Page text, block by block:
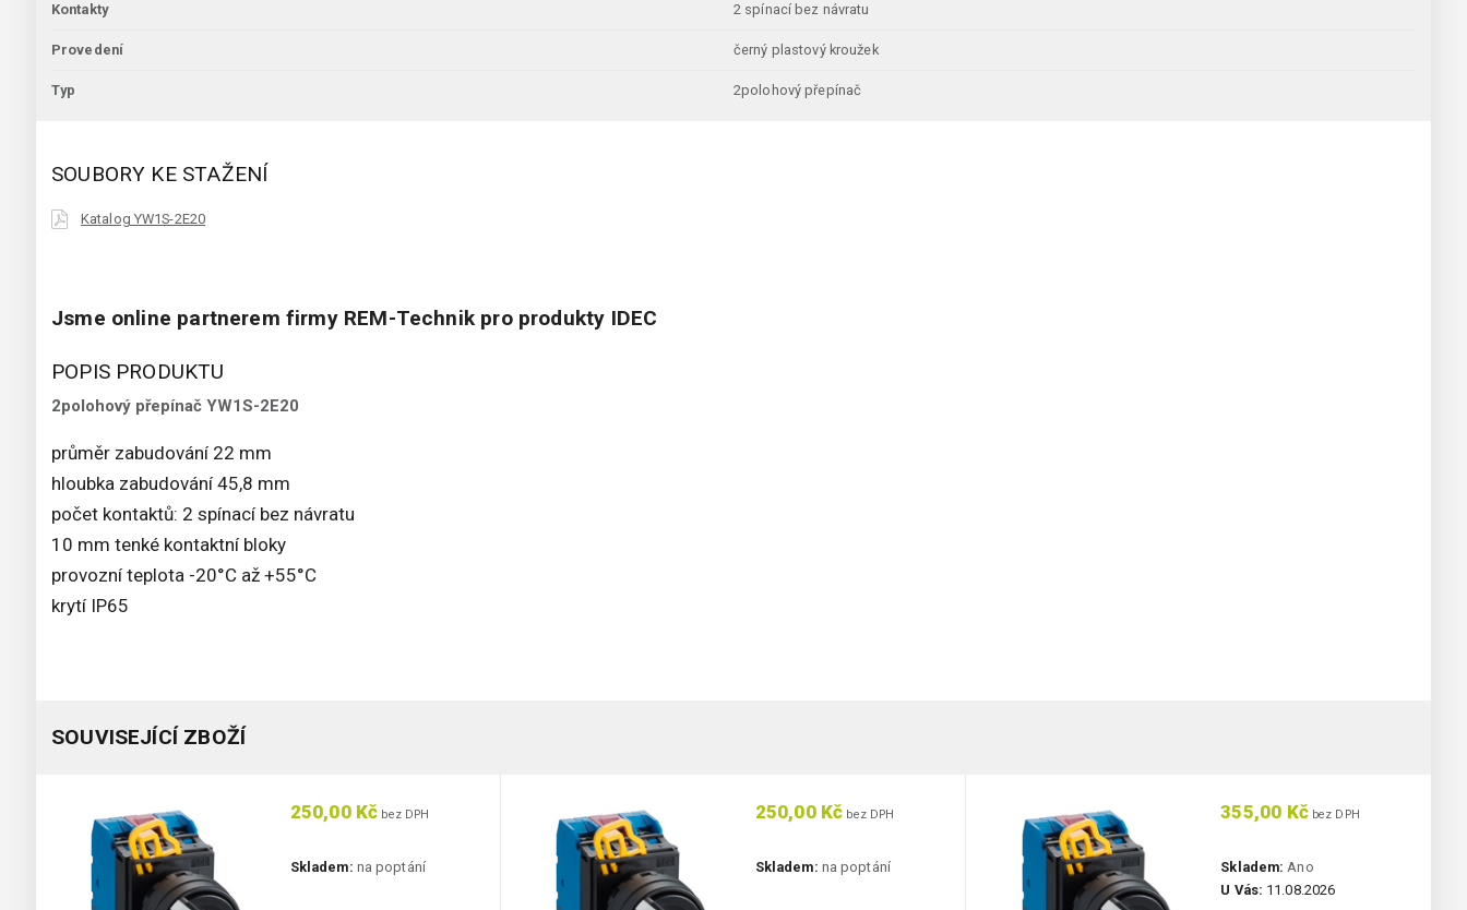
Kontakty 2 spínací bez návratu
Provedení černý plastový kroužek
Typ 2polohový přepínač
SOUBORY KE STAŽENÍ
Katalog YW1S-2E20
Jsme online partnerem firmy REM-Technik pro produkty IDEC
POPIS PRODUKTU
2polohový přepínač YW1S-2E20
průměr zabudování 22 mm
hloubka zabudování 45,8 mm
počet kontaktů: 2 spínací bez návratu
10 mm tenké kontaktní bloky
provozní teplota -20°C až +55°C
krytí IP65
SOUVISEJÍCÍ ZBOŽÍ
250,00 Kč bez DPH
Skladem: na poptání
250,00 Kč bez DPH
Skladem: na poptání
355,00 Kčbez DPH
Skladem: Ano
U Vás: 11.08.2026